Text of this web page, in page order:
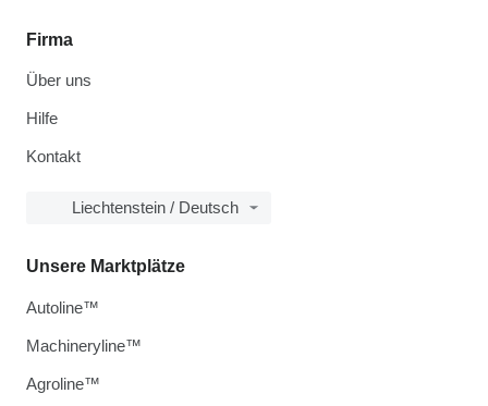
Firma
Über uns
Hilfe
Kontakt
Liechtenstein / Deutsch
Unsere Marktplätze
Autoline™
Machineryline™
Agroline™